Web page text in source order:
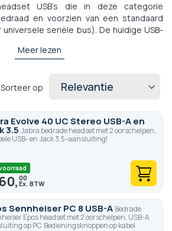
USB's die in deze categorie
en voorzien van een standaard
universele seriële bus). De huidige USB-
biedt een snelheid die tot wel 2 keer
USB 3.0: 10 GigaBits per seconde. De
consumenten- of gaming-
met de VoIP -software.
Meer lezen
Sorteer op
Evolve 40 UC Stereo USB-A en
3.5 Jabra bedrade headset met 2 oorschelpen,
USB- en Jack 3.5-aansluiting!
00
Sennheiser PC 8 USB-A Bedrade
Epos headset met 2 oorschelpen, USB-A
op PC. Bedieningsknoppen op kabel